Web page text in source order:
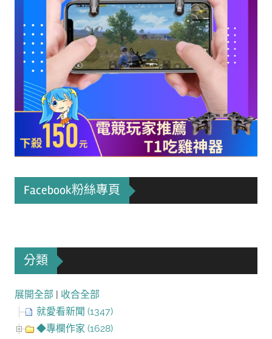
Facebook粉絲專頁
分類
展開全部 | 收合全部
就愛看新聞 (1347)
◆專欄作家 (1628)